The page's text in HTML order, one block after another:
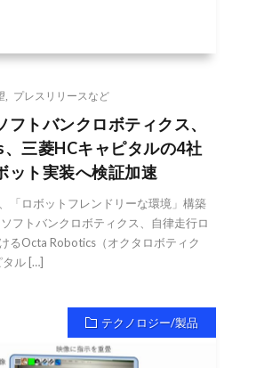
プレスリリースなど
フトバンクロボティクス、
三菱HCキャピタルの4社
ット実装へ検証加速
「ロボットフレンドリーな環境」構築
フトバンクロボティクス、自律走行ロ
るOcta Robotics（オクタロボティク
タル […]
テクノロジー/製品